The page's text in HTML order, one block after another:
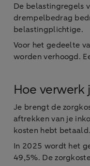
De belastingregels
drempelbedrag
belastingplichtige.
Voor het gedeelte
worden verhoogd.
Hoe verwerk
Je brengt de
aftrekken van je
kosten hebt betaald.
In 2025 wordt het
49,5%. De